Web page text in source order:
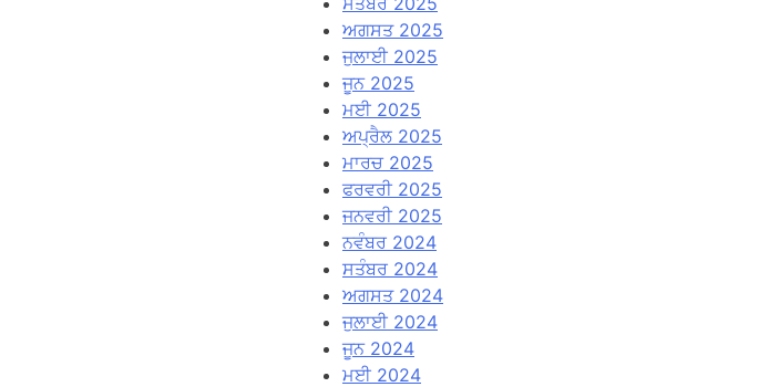
ਅਗਸਤ 2025
ਜੁਲਾਈ 2025
ਜੂਨ 2025
ਮਈ 2025
ਅਪ੍ਰੈਲ 2025
ਮਾਰਚ 2025
ਫਰਵਰੀ 2025
ਜਨਵਰੀ 2025
ਨਵੰਬਰ 2024
ਸਤੰਬਰ 2024
ਅਗਸਤ 2024
ਜੁਲਾਈ 2024
ਜੂਨ 2024
ਮਈ 2024